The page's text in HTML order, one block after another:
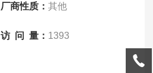
厂商性质：其他
访 问 量： 1393